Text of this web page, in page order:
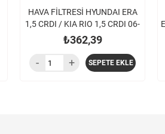
HAVA FİLTRESİ HYUNDAI ERA
1,5 CRDI / KIA RIO 1,5 CRDI 06-
₺362,39
SEPETE EKLE